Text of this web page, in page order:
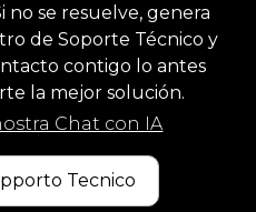
no se resuelve, genera
de Soporte Técnico y
contigo lo antes
la mejor solución.
Chat con IA
Tecnico